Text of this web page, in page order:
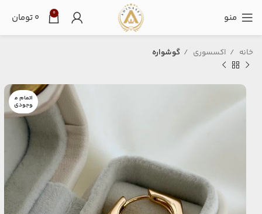
منو 0 ۰تومان
خانه اکسسوری گوشواره
اتمام م
وجودی